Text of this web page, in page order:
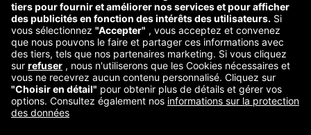
Déclaration de confidentialité
Information sur le droit de rétractation
Contact
Reklamation starten
Vertrag widerrufen